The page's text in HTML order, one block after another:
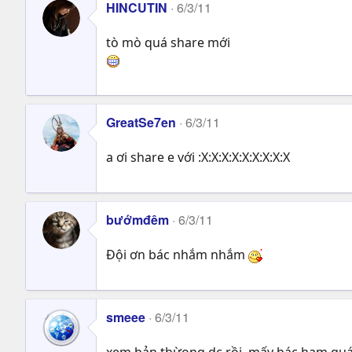
HINCUTIN 6/3/11
tò mò quá share mới
GreatSe7en 6/3/11
a ơi share e với :X:X:X:X:X:X:X:X:X
bướmđêm 6/3/11
Đội ơn bác nhắm nhắm
smeee 6/3/11